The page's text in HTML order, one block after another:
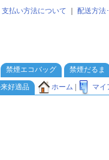
支払い方法について 配送方法
禁煙エコバッグ 禁煙だるま
好適品 ホーム | マイ